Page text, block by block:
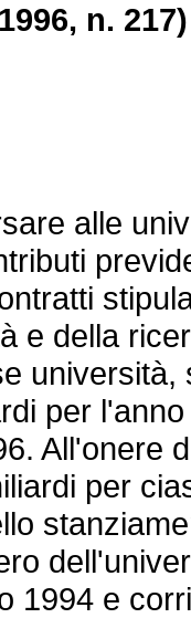
n. 217)
alle
e della
per
All'onere
per
1994 e